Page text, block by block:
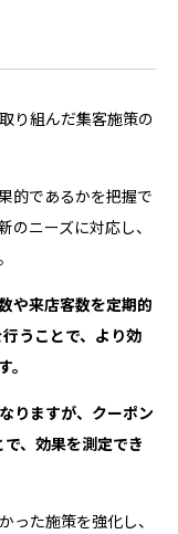
り組んだ集客施策の
的であるかを把握で
ニーズに対応し、
や来店客数を定期的
うことで、より効
りますが、クーポン
、効果を測定でき
った施策を強化し、